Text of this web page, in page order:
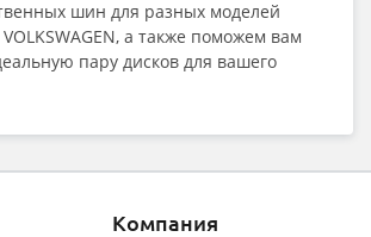
шин для разных моделей
а также поможем вам
пару дисков для вашего
Компания